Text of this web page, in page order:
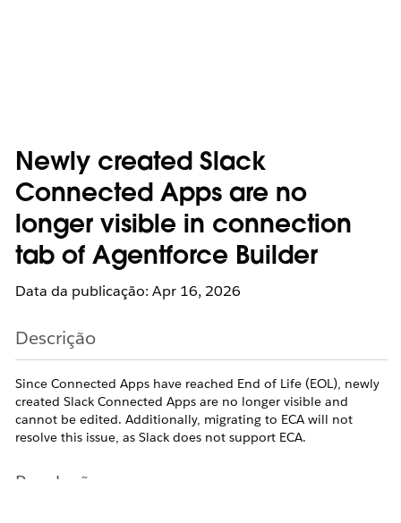
Newly created Slack
Connected Apps are no
longer visible in connection
tab of Agentforce Builder
Data da publicação: Apr 16, 2026
Descrição
Since Connected Apps have reached End of Life (EOL), newly
created Slack Connected Apps are no longer visible and
cannot be edited. Additionally, migrating to ECA will not
resolve this issue, as Slack does not support ECA.
Resolução